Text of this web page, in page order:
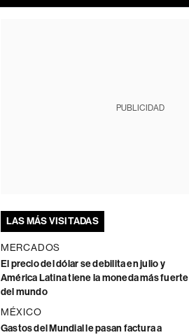
PUBLICIDAD
LAS MÁS VISITADAS
MERCADOS
El precio del dólar se debilita en julio y
América Latina tiene la moneda más fuerte
del mundo
MÉXICO
Gastos del Mundial le pasan factura a